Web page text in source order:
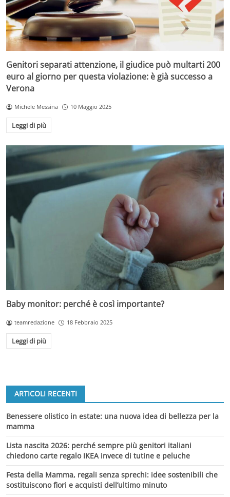
Genitori separati attenzione, il giudice può multarti 200
euro al giorno per questa violazione: è già successo a
Verona
Michele Messina 10 Maggio 2025
Leggi di più
Baby monitor: perché è così importante?
teamredazione 18 Febbraio 2025
Leggi di più
ARTICOLI RECENTI
Benessere olistico in estate: una nuova idea di bellezza per la
mamma
Lista nascita 2026: perché sempre più genitori italiani
chiedono carte regalo IKEA invece di tutine e peluche
Festa della Mamma, regali senza sprechi: idee sostenibili che
sostituiscono fiori e acquisti dell’ultimo minuto